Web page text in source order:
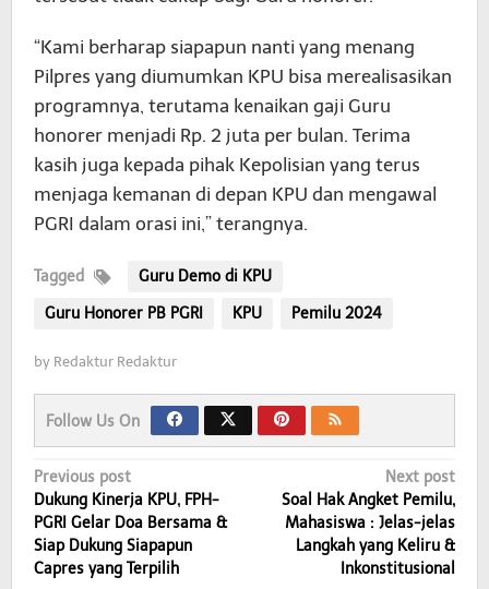
“Kami berharap siapapun nanti yang menang
Pilpres yang diumumkan KPU bisa merealisasikan
programnya, terutama kenaikan gaji Guru
honorer menjadi Rp. 2 juta per bulan. Terima
kasih juga kepada pihak Kepolisian yang terus
menjaga kemanan di depan KPU dan mengawal
PGRI dalam orasi ini,” terangnya.
Tagged
Guru Demo di KPU
Guru Honorer PB PGRI
KPU Pemilu 2024
by Redaktur Redaktur
Follow Us On
Post
navigation
Previous post
Dukung Kinerja KPU, FPH-
PGRI Gelar Doa Bersama &
Siap Dukung Siapapun
Capres yang Terpilih
Next post
Soal Hak Angket Pemilu,
Mahasiswa : Jelas-jelas
Langkah yang Keliru &
Inkonstitusional